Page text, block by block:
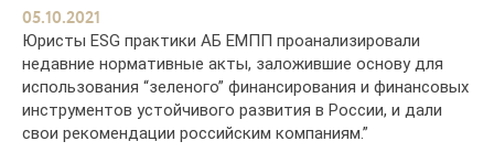
05.10.2021
Юристы ESG практики АБ ЕМПП проанализировали
недавние нормативные акты, заложившие основу для
использования “зеленого” финансирования и финансовых
инструментов устойчивого развития в России, и дали
свои рекомендации российским компаниям.”